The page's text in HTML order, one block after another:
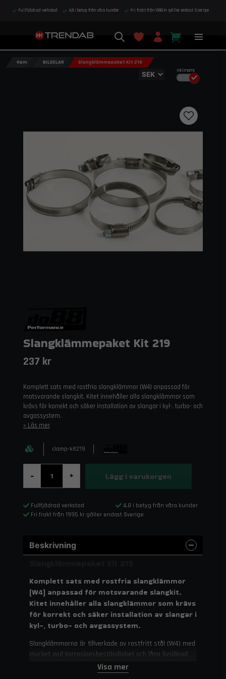
Fullfjädrad verkstad 4,8 i betyg från våra kunder Fri frakt från 1995 kr gäller endast Sverige
Inkl.moms
Hem BILDELAR Slangklämmepaket Kit 219
Slangklämmepaket Kit 219
237 kr
Komplett sats med rostfria slangklämmor (W4) anpassad för
motsvarande slangkit. Kitet innehåller alla slangklämmor som
krävs för korrekt och säker installation av slangar i kyl-, turbo- och
avgassystem.
Läs mer
clamp-kit219
- + Lägg i varukorgen
Fullfjädrad verkstad
4,8 i betyg från våra kunder
Fri frakt från 1995 kr gäller endast Sverige
Beskrivning
Komplett sats med rostfria slangklämmor
(W4) anpassad för motsvarande slangkit.
Kitet innehåller alla slangklämmor som krävs
för korrekt och säker installation av slangar i
kyl-, turbo- och avgassystem.
Slangklämmorna är tillverkade av rostfritt stål (W4) med
mycket god korrosionsbeständighet och lång livslängd.
De stämplade gängorna på banden ger jämn åtdragning
och skyddar slangen mot skador vid montering. Tack
Visa mer